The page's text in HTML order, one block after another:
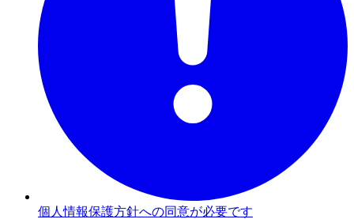
個人情報保護方針への同意が必要です